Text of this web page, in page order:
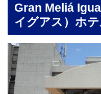
Gran Meliá
イグアス）ホ